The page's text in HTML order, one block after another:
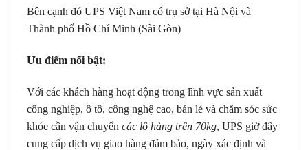
Bên cạnh đó UPS Việt Nam có trụ sở tại Hà Nội và
Thành phố Hồ Chí Minh (Sài Gòn)
Ưu điểm nổi bật:
Với các khách hàng hoạt động trong lĩnh vực sản xuất
công nghiệp, ô tô, công nghệ cao, bán lẻ và chăm sóc sức
khỏe cần vận chuyển các lô hàng trên 70kg, UPS giờ đây
cung cấp dịch vụ giao hàng đảm bảo, ngày xác định và